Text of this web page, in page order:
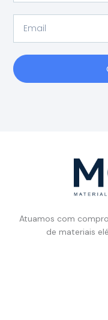
Atuamos com
de materiais